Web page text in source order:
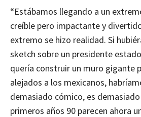
“Estábamos llegando a un
creíble pero impactante y
extremo se hizo realidad. Si
sketch sobre un presidente
quería construir un muro gigante
alejados a los mexicanos,
demasiado cómico, es
primeros años 90 parecen ahora